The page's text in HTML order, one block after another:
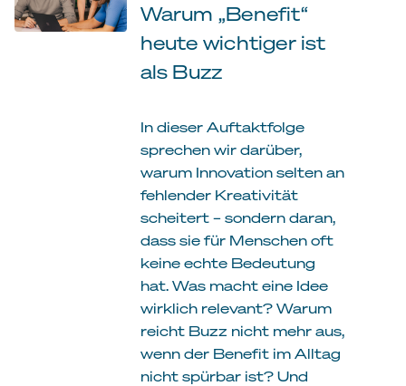
Warum „Benefit“
heute wichtiger ist
als Buzz
In dieser Auftaktfolge
sprechen wir darüber,
warum Innovation selten an
fehlender Kreativität
scheitert – sondern daran,
dass sie für Menschen oft
keine echte Bedeutung
hat. Was macht eine Idee
wirklich relevant? Warum
reicht Buzz nicht mehr aus,
wenn der Benefit im Alltag
nicht spürbar ist? Und